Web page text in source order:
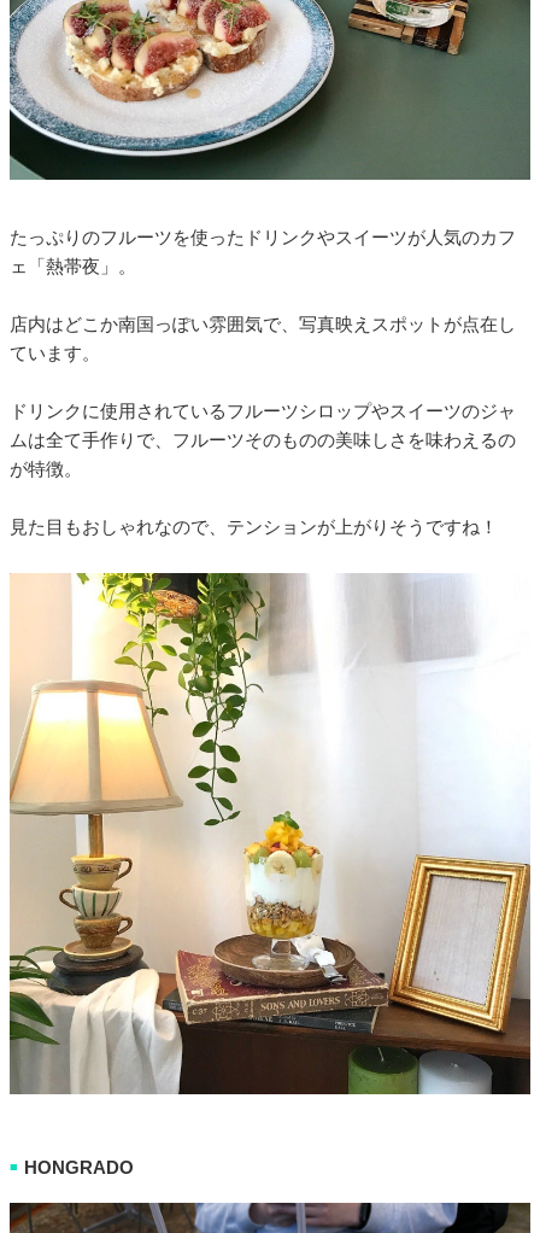
たっぷりのフルーツを使ったドリンクやスイーツが人気のカフ
ェ「熱帯夜」。
店内はどこか南国っぽい雰囲気で、写真映えスポットが点在し
ています。
ドリンクに使用されているフルーツシロップやスイーツのジャ
ムは全て手作りで、フルーツそのものの美味しさを味わえるの
が特徴。
見た目もおしゃれなので、テンションが上がりそうですね！
■ HONGRADO